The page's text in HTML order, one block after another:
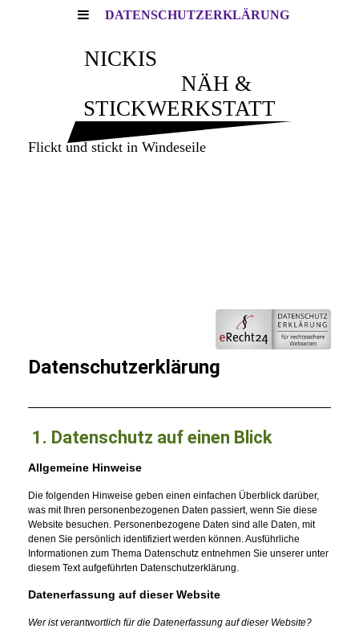
DATENSCHUTZERKLÄRUNG
NICKIS
NÄH &
STICKWERKSTATT
Flickt und stickt in Windeseile
Datenschutzerklärung
1. Datenschutz auf einen Blick
Allgemeine Hinweise
Die folgenden Hinweise geben einen einfachen Überblick darüber,
was mit Ihren personenbezogenen Daten passiert, wenn Sie diese
Website besuchen. Personenbezogene Daten sind alle Daten, mit
denen Sie persönlich identifiziert werden können. Ausführliche
Informationen zum Thema Datenschutz entnehmen Sie unserer unter
diesem Text aufgeführten Datenschutzerklärung.
Datenerfassung auf dieser Website
Wer ist verantwortlich für die Datenerfassung auf dieser Website?